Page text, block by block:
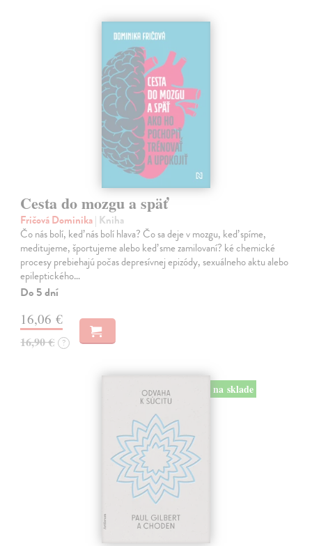
Cesta do mozgu a späť
Fričová Dominika| Kniha
Čo nás bolí, keď nás bolí hlava? Čo sa deje v mozgu, keď spíme,
meditujeme, športujeme alebo keď sme zamilovaní? ké chemické
procesy prebiehajú počas depresívnej epizódy, sexuálneho aktu alebo
epileptického…
Do 5 dní
16,06 €
16,90 € ?
na sklade